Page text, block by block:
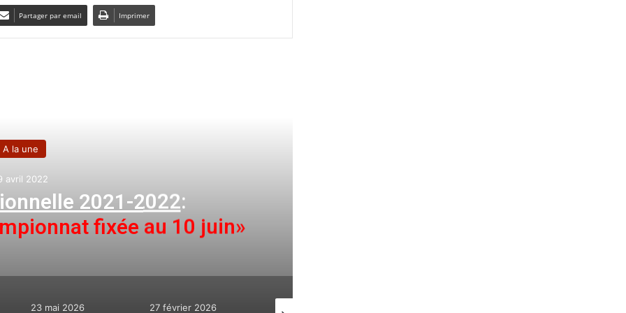
Partager par email Imprimer
A la une
avril 2022
2021-2022:
fixée au 10 juin»
23 mai 2026 27 février 2026